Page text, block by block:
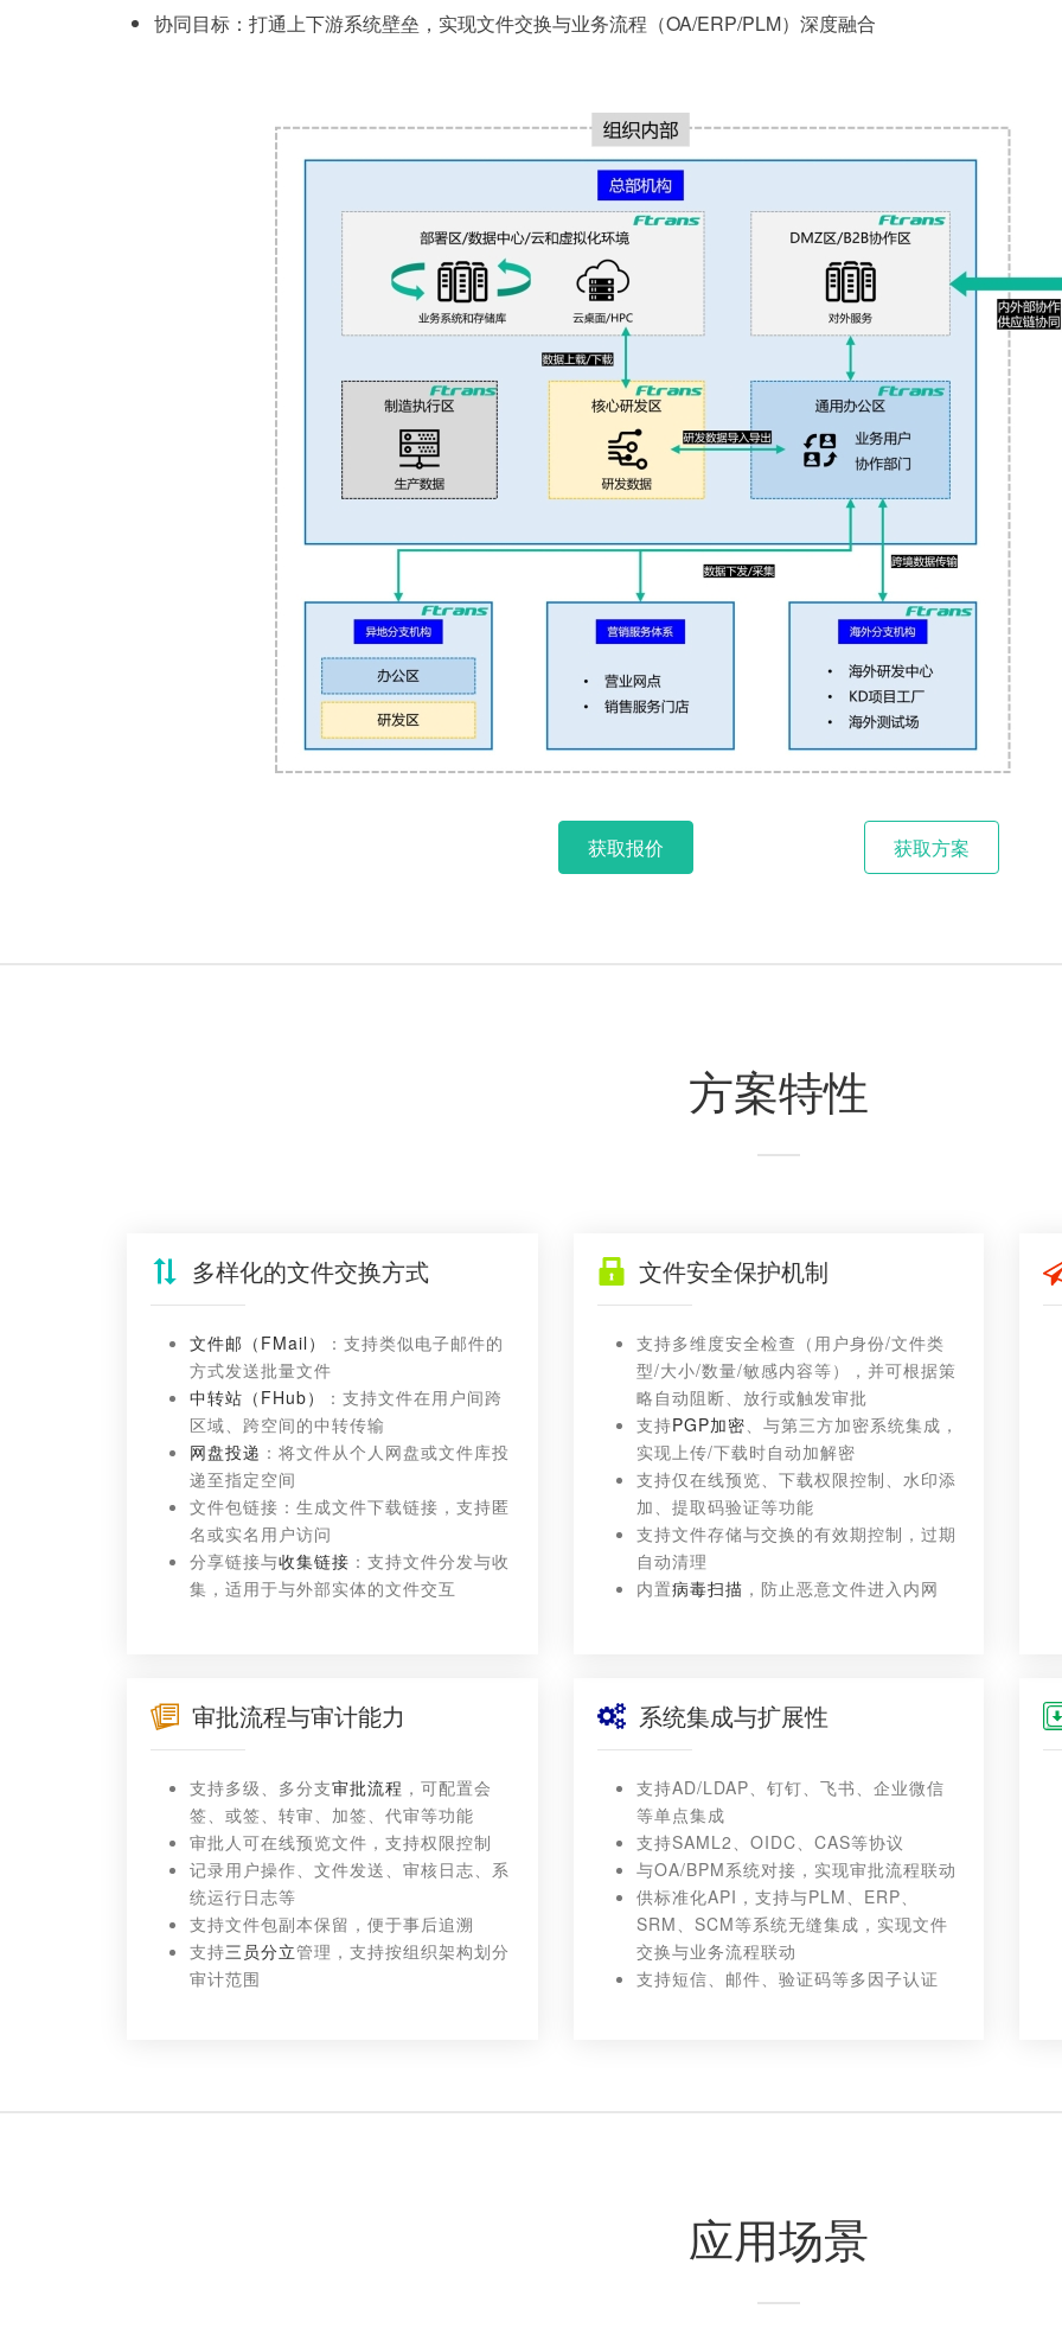
协同目标：打通上下游系统壁垒，实现文件交换与业务流程（OA/ERP/PLM）深度融合
获取报价 获取方案
方案特性
多样化的文件交换方式
文件邮（FMail）
：支持类似电子邮件的
方式发送批量文件
中转站（FHub）
：支持文件在用户间跨
区域、跨空间的中转传输
网盘投递 ：将文件从个人网盘或文件库投
递至指定空间
文件包链接：生成文件下载链接，支持匿
名或实名用户访问
分享链接与收集链接 ：支持文件分发与收
集，适用于与外部实体的文件交互
文件安全保护机制
支持多维度安全检查（用户身份/文件类
型/大小/数量/敏感内容等），并可根据策
略自动阻断、放行或触发审批
支持PGP加密、与第三方加密系统集成，
实现上传/下载时自动加解密
支持仅在线预览、下载权限控制、水印添
加、提取码验证等功能
支持文件存储与交换的有效期控制，过期
自动清理
内置病毒扫描 ，防止恶意文件进入内网
审批流程与审计能力
支持多级、多分支审批流程 ，可配置会
签、或签、转审、加签、代审等功能
审批人可在线预览文件，支持权限控制
记录用户操作、文件发送、审核日志、系
统运行日志等
支持文件包副本保留，便于事后追溯
支持三员分立管理，支持按组织架构划分
审计范围
系统集成与扩展性
支持AD/LDAP、钉钉、飞书、企业微信
等单点集成
支持SAML2、OIDC、CAS等协议
与OA/BPM系统对接，实现审批流程联动
供标准化API，支持与PLM、ERP、
SRM、SCM等系统无缝集成，实现文件
交换与业务流程联动
支持短信、邮件、验证码等多因子认证
应用场景